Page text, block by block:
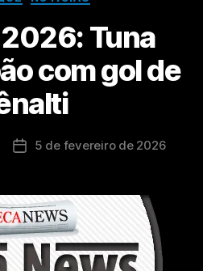
Tuna
com gol de
5 de fevereiro de 2026